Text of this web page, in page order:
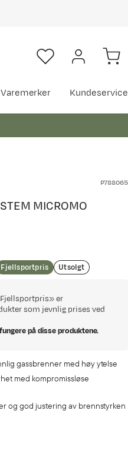
Varemerker Kundeservice
P788065
MICROMO
Fjellsportpris Utsolgt
er
som jevnlig prises ved
fungere på disse produktene.
gassbrenner med høy ytelse
med kompromissløse
og god justering av brennstyrken